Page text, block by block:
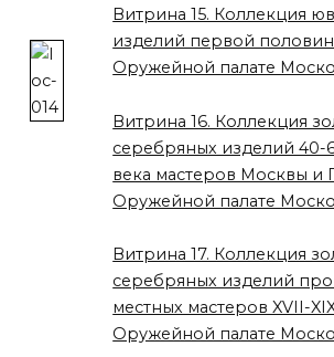
Витрина 15. Коллекция
изделий первой
Оружейной палате
Витрина 16. Коллекция
серебряных изделий 40-
века мастеров Москвы и
Оружейной палате
Витрина 17. Коллекция
серебряных изделий
местных мастеров XVII-
Оружейной палате